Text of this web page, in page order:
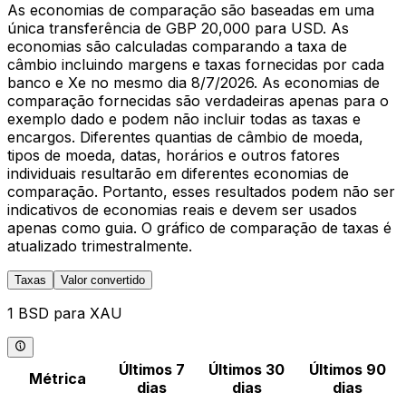
As economias de comparação são baseadas em uma
única transferência de GBP 20,000 para USD. As
economias são calculadas comparando a taxa de
câmbio incluindo margens e taxas fornecidas por cada
banco e Xe no mesmo dia 8/7/2026. As economias de
comparação fornecidas são verdadeiras apenas para o
exemplo dado e podem não incluir todas as taxas e
encargos. Diferentes quantias de câmbio de moeda,
tipos de moeda, datas, horários e outros fatores
individuais resultarão em diferentes economias de
comparação. Portanto, esses resultados podem não ser
indicativos de economias reais e devem ser usados
apenas como guia. O gráfico de comparação de taxas é
atualizado trimestralmente.
Taxas Valor convertido
1 BSD para XAU
Métrica
Últimos 7
dias
Últimos 30
dias
Últimos 90
dias